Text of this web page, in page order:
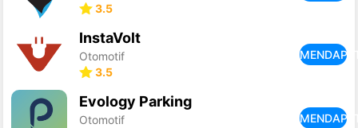
3.5
InstaVolt
Otomotif
3.5
Evology Parking
Otomotif